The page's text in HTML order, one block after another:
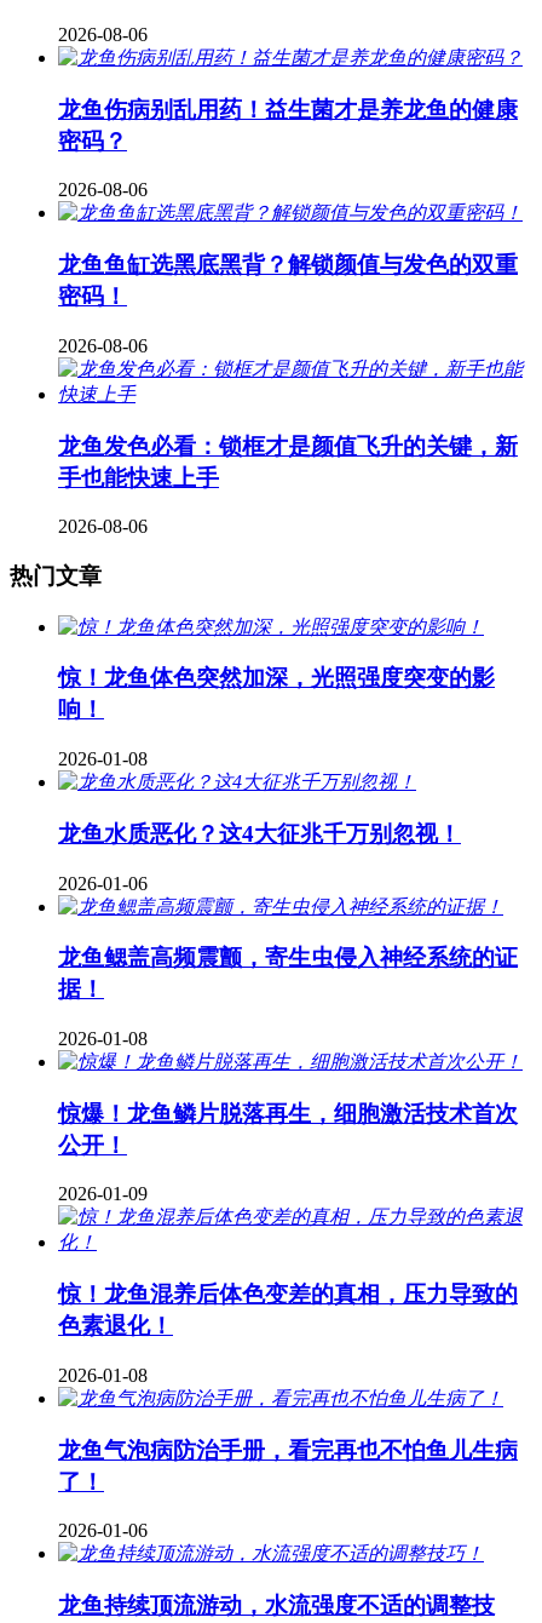
2026-08-06
龙鱼伤病别乱用药！益生菌才是养龙鱼的健康
密码？
2026-08-06
龙鱼鱼缸选黑底黑背？解锁颜值与发色的双重
密码！
2026-08-06
龙鱼发色必看：锁框才是颜值飞升的关键，新
手也能快速上手
2026-08-06
热门文章
惊！龙鱼体色突然加深，光照强度突变的影
响！
2026-01-08
龙鱼水质恶化？这4大征兆千万别忽视！
2026-01-06
龙鱼鳃盖高频震颤，寄生虫侵入神经系统的证
据！
2026-01-08
惊爆！龙鱼鳞片脱落再生，细胞激活技术首次
公开！
2026-01-09
惊！龙鱼混养后体色变差的真相，压力导致的
色素退化！
2026-01-08
龙鱼气泡病防治手册，看完再也不怕鱼儿生病
了！
2026-01-06
龙鱼持续顶流游动，水流强度不适的调整技